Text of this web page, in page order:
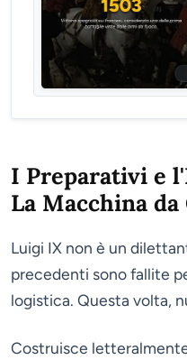
I Preparativi e
La Macchina
Luigi IX non è un
precedenti sono fallite
logistica. Questa volta,
Costruisce